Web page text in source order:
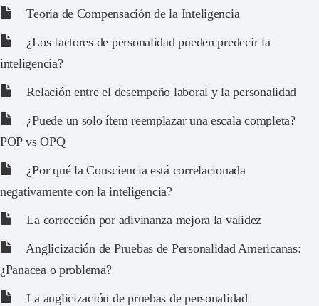
Teoría de Compensación de la Inteligencia
¿Los factores de personalidad pueden predecir la
inteligencia?
Relación entre el desempeño laboral y la personalidad
¿Puede un solo ítem reemplazar una escala completa?
POP vs OPQ
¿Por qué la Consciencia está correlacionada
negativamente con la inteligencia?
La corrección por adivinanza mejora la validez
Anglicización de Pruebas de Personalidad Americanas:
¿Panacea o problema?
La anglicización de pruebas de personalidad